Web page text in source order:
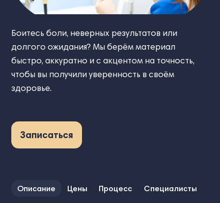
Боитесь боли, неверных результатов или
долгого ожидания? Мы берём материал
быстро, аккуратно и с акцентом на точность,
чтобы вы получили уверенность в своём
здоровье.
Записаться
Описание Цены Процесс Специалисты